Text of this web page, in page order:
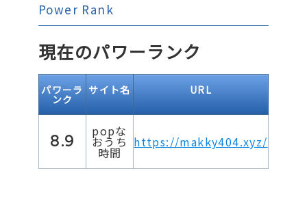
Power Rank
現在のパワーランク
パワーラ
ンク
サイト名 URL
8.9
popな
おうち
時間
https://makky404.xyz/